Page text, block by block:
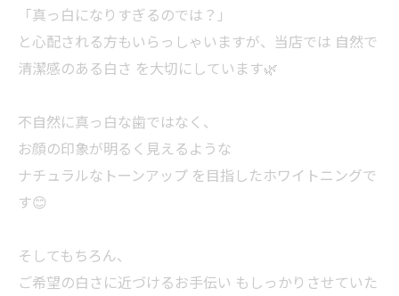
「真っ白になりすぎるのでは？」
と心配される方もいらっしゃいますが、当店では 自然で
清潔感のある白さ を大切にしています🌿
不自然に真っ白な歯ではなく、
お顔の印象が明るく見えるような
ナチュラルなトーンアップ を目指したホワイトニングで
す😊
そしてもちろん、
ご希望の白さに近づけるお手伝い もしっかりさせていた